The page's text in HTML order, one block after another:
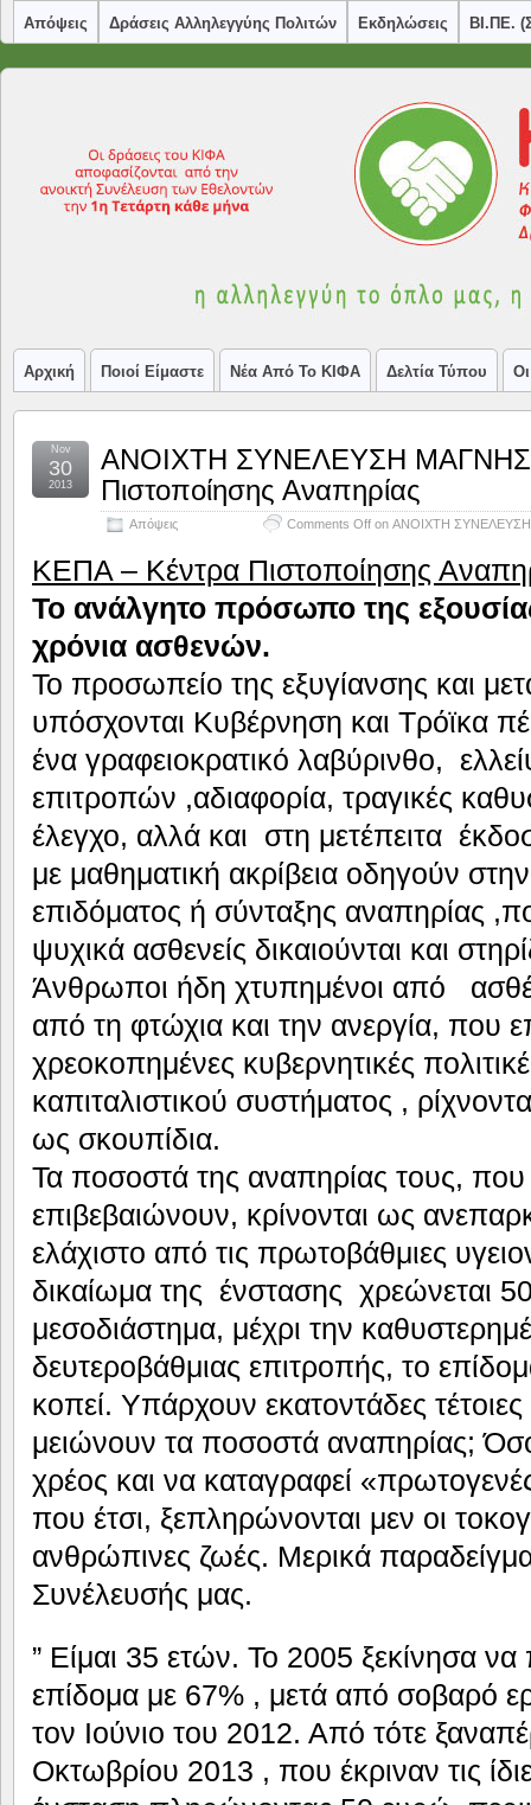
Απόψεις Δράσεις Αλληλεγγύης Πολιτών Εκδηλώσεις ΒΙ.ΠΕ.
Αρχική Ποιοί Είμαστε Νέα Από Το ΚΙΦΑ Δελτία Τύπου
ΑΝΟΙΧΤΗ ΣΥΝΕΛΕΥΣΗ
Πιστοποίησης Αναπηρίας
Απόψεις Comments Off on ΑΝΟΙΧΤΗ ΣΥΝΕΛΕΥΣΗ
Nov
30
2013
ΚΕΠΑ – Κέντρα Πιστοποίησης
Το ανάλγητο πρόσωπο της
χρόνια ασθενών.
Το προσωπείο της εξυγίανσης και
υπόσχονται Κυβέρνηση και Τρόϊκα
ένα γραφειοκρατικό λαβύρινθο,
επιτροπών ,αδιαφορία, τραγικές
έλεγχο, αλλά και στη μετέπειτα
με μαθηματική ακρίβεια οδηγούν
επιδόματος ή σύνταξης αναπηρίας
ψυχικά ασθενείς δικαιούνται και
Άνθρωποι ήδη χτυπημένοι από
από τη φτώχια και την ανεργία, που
χρεοκοπημένες κυβερνητικές
καπιταλιστικού συστήματος ,
ως σκουπίδια.
Τα ποσοστά της αναπηρίας τους, που
επιβεβαιώνουν, κρίνονται ως
ελάχιστο από τις πρωτοβάθμιες
δικαίωμα της ένστασης χρεώνεται
μεσοδιάστημα, μέχρι την
δευτεροβάθμιας επιτροπής, το
κοπεί. Υπάρχουν εκατοντάδες
μειώνουν τα ποσοστά αναπηρίας;
χρέος και να καταγραφεί
που έτσι, ξεπληρώνονται μεν οι
ανθρώπινες ζωές. Μερικά
Συνέλευσής μας.
” Είμαι 35 ετών. Το 2005 ξεκίνησα
επίδομα με 67% , μετά από σοβαρό
τον Ιούνιο του 2012. Από τότε
Οκτωβρίου 2013 , που έκριναν τις